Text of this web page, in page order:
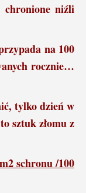
chronione niźli
na 100
rocznie…
tylko dzień w
sztuk złomu z
schronu /100